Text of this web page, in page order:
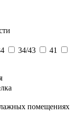
34/43 41
помещениях